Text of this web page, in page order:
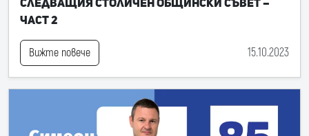
следващия Столичен общински съвет –
част 2
Вижте повече 15.10.2023